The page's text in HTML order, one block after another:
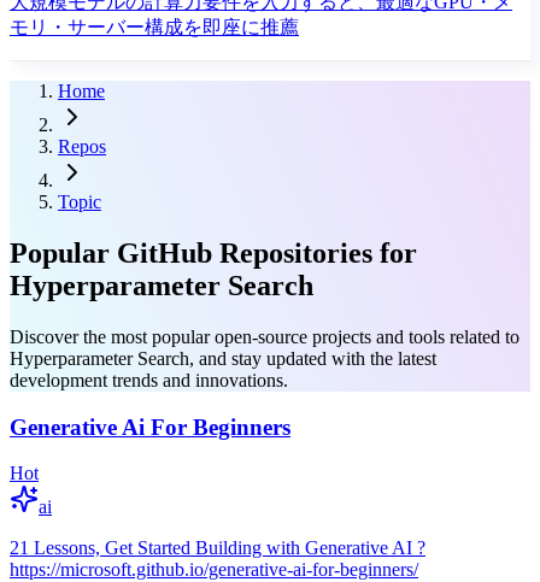
モリ・サーバー構成を即座に推薦
Home
Repos
Topic
Popular GitHub Repositories for
Hyperparameter Search
Discover the most popular open-source projects and tools related to
Hyperparameter Search, and stay updated with the latest
development trends and innovations.
Generative Ai For Beginners
Hot
ai
21 Lessons, Get Started Building with Generative AI ?
https://microsoft.github.io/generative-ai-for-beginners/